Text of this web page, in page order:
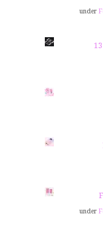
under
under